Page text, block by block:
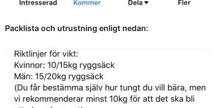
Packlista och utrustning enligt nedan: